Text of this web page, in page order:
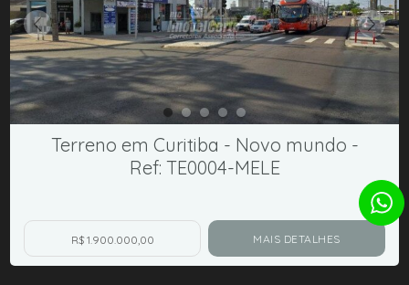
Terreno em Curitiba - Novo mundo -
Ref: TE0004-MELE
R$ 1.900.000,00 MAIS DETALHES